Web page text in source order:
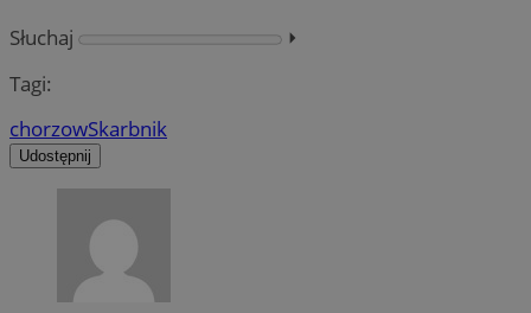
Słuchaj
⏵︎
Tagi:
chorzowSkarbnik
Udostępnij